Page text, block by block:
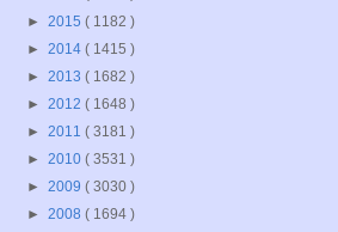
► 2015 ( 1182 )
► 2014 ( 1415 )
► 2013 ( 1682 )
► 2012 ( 1648 )
► 2011 ( 3181 )
► 2010 ( 3531 )
► 2009 ( 3030 )
► 2008 ( 1694 )